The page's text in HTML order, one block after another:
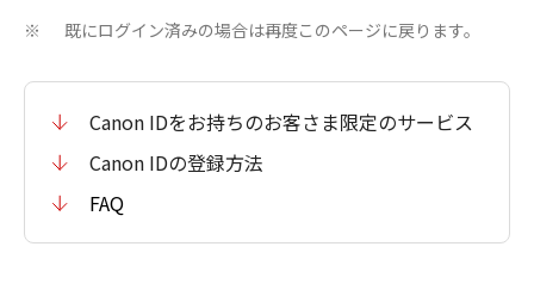
※ 既にログイン済みの場合は再度このページに戻ります。
Canon IDをお持ちのお客さま限定のサービス
Canon IDの登録方法
FAQ